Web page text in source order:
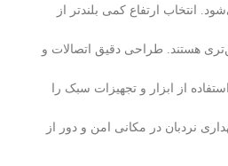
به ۱» باعث افزایش ثبات و کاهش خطر لغزش می‌شود. انتخاب ارتفاع کمی بلندتر از
هستند. طراحی دقیق اتصالات و
از ابزار و تجهیزات سبک را
نردبان در مکانی امن و دور از